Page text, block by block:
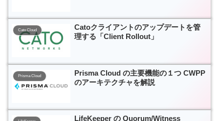
Cato Cloud
Catoクライアントのアップデートを管
理する「Client Rollout」
Prisma Cloud
Prisma Cloud の主要機能の１つ CWPP
のアーキテクチャを解説
LifeKeeper の Quorum/Witness